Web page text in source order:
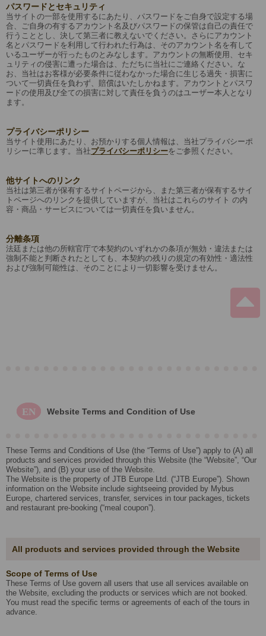
パスワードとセキュリティ
当サイトの一部を使用するにあたり、パスワードをご自身で設定する場
合、ご自身の有するアカウント名及びパスワードの保管は自己の責任で
行うこととし、決して第三者に教えないでください。さらにアカウント
名とパスワードを利用して行われた行為は、そのアカウント名を有して
いるユーザーが行ったものとみなします。アカウントの無断使用、セキ
ュリティの侵害に遭った場合は、ただちに当社にご連絡ください。な
お、当社はお客様が必要条件に従わなかった場合に生じる過失・損害に
ついて一切責任を負わず、賠償はいたしかねます。アカウントとパスワ
ードの使用及び全ての損害に対して責任を負うのはユーザー本人となり
ます。
プライバシーポリシー
当サイト使用にあたり、お預かりする個人情報は、当社プライバシーポ
リシーに準じます。当社プライバシーポリシーをご参照ください。
他サイトへのリンク
当社は第三者が保有するサイトページから、また第三者が保有するサイ
トページへのリンクを提供していますが、当社はこれらのサイト の内
容・商品・サービスについては一切責任を負いません。
分離条項
法廷または他の所轄官庁で本契約のいずれかの条項が無効・違法または
強制不能と判断されたとしても、本契約の残りの規定の有効性・適法性
および強制可能性は、そのことにより一切影響を受けません。
EN Website Terms and Condition of Use
These Terms and Conditions of Use (the “Terms of Use”) apply to (A) all
products and services provided through this Website (the “Website”, “Our
Website”), and (B) your use of the Website.
The Website is the property of JTB Europe Ltd. (“JTB Europe”). Shown
information on the Website include sightseeing provided by Mybus
Europe, chartered services, transfer, services in tour packages, tickets
and restaurant pre-booking (“meal coupon”).
All products and services provided through the Website
Scope of Terms of Use
These Terms of Use govern all users that use all services available on
the Website, excluding the products or services which are not booked.
You must read the specific terms or agreements of each of the tours in
advance.